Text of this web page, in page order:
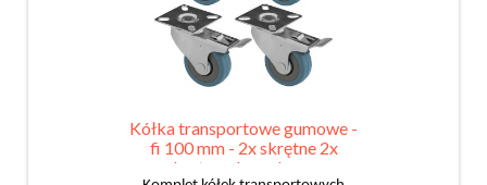
Kółka transportowe gumowe -
fi 100 mm - 2x skrętne 2x
skrętne z hamulcem -